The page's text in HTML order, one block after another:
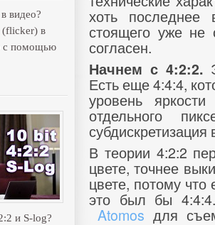
видео?
(flicker) в
с помощью
и S-log?
хоть
стоящего уже не
согласен.
Начнем с 4:2:2.
Есть еще 4:4:4,
уровень
отдельного
В теории 4:2:2
цвете, точнее
цвете, потому
это был бы
Atomos для